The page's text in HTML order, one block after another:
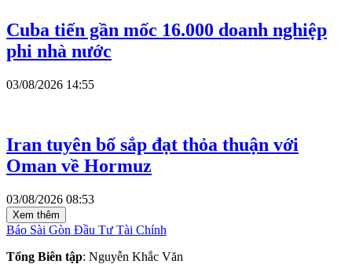
Cuba tiến gần mốc 16.000 doanh nghiệp
phi nhà nước
03/08/2026 14:55
Iran tuyên bố sắp đạt thỏa thuận với
Oman về Hormuz
03/08/2026 08:53
Xem thêm
Báo Sài Gòn Đầu Tư Tài Chính
Tổng Biên tập: Nguyễn Khắc Văn